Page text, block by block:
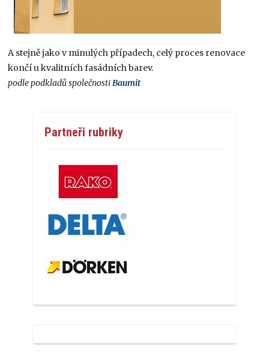
A stejně jako v minulých případech, celý proces renovace
končí u kvalitních fasádních barev.
podle podkladů společnosti Baumit
Partneři rubriky